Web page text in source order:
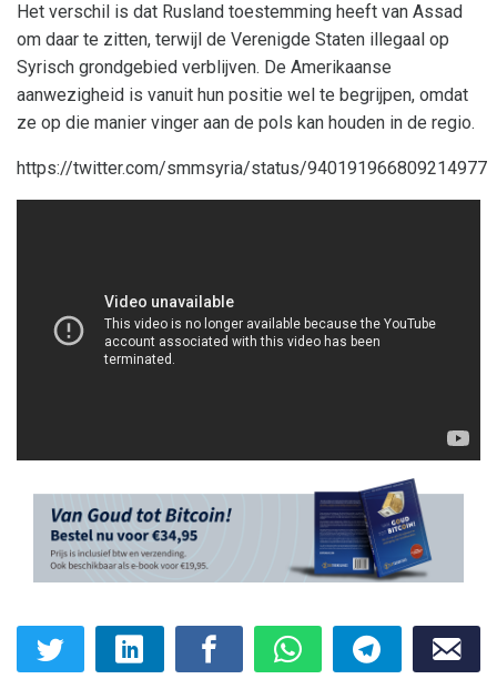
Het verschil is dat Rusland toestemming heeft van Assad
om daar te zitten, terwijl de Verenigde Staten illegaal op
Syrisch grondgebied verblijven. De Amerikaanse
aanwezigheid is vanuit hun positie wel te begrijpen, omdat
ze op die manier vinger aan de pols kan houden in de regio.
https://twitter.com/smmsyria/status/940191966809214977